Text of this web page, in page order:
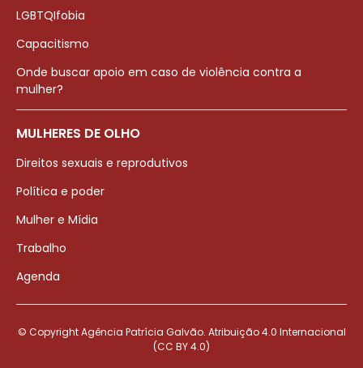
LGBTQIfobia
Capacitismo
Onde buscar apoio em caso de violência contra a
mulher?
MULHERES DE OLHO
Direitos sexuais e reprodutivos
Política e poder
Mulher e Mídia
Trabalho
Agenda
© Copyright Agência Patrícia Galvão. Atribuição 4.0 Internacional
(CC BY 4.0)